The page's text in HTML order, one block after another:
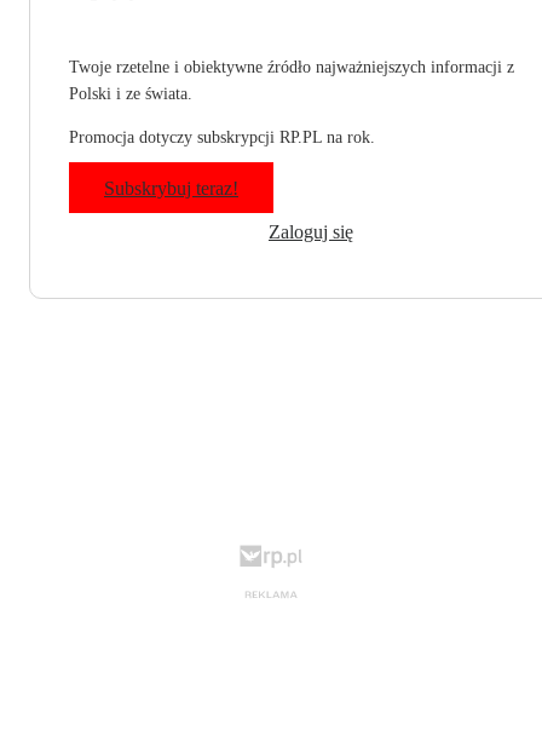
Twoje rzetelne i obiektywne źródło najważniejszych informacji z
Polski i ze świata.
Promocja dotyczy subskrypcji RP.PL na rok.
Subskrybuj teraz!
Zaloguj się